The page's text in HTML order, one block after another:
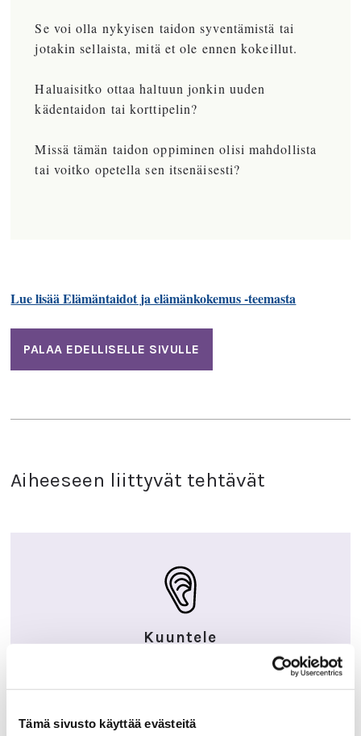
Tämä sivusto käyttää evästeitä
Se voi olla nykyisen taidon syventämistä tai
jotakin sellaista, mitä et ole ennen kokeillut.
Haluaisitko ottaa haltuun jonkin uuden
kädentaidon tai korttipelin?
Missä tämän taidon oppiminen olisi mahdollista
tai voitko opetella sen itsenäisesti?
Lue lisää Elämäntaidot ja elämänkokemus -teemasta
PALAA EDELLISELLE SIVULLE
Aiheeseen liittyvät tehtävät
Kuuntele
ELÄMÄNTAIDOT JA ELÄMÄNKOKEMUS